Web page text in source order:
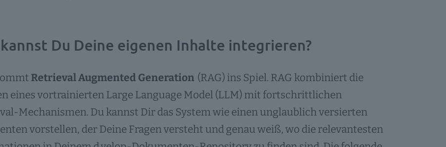
Du Deine eigenen Inhalte integrieren?
Retrieval Augmented Generation (RAG) ins Spiel. RAG kombiniert die
eines vortrainierten Large Language Model (LLM) mit fortschrittlichen
Mechanismen. Du kannst Dir das System wie einen unglaublich versierten
vorstellen, der Deine Fragen versteht und genau weiß, wo die relevantesten